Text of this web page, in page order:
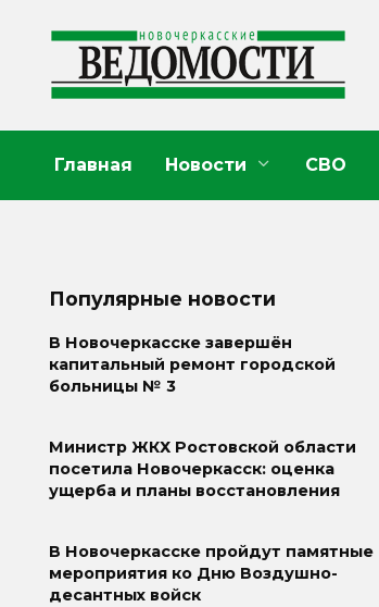
содержанию
Главная Новости СВО
Популярные новости
В Новочеркасске завершён
капитальный ремонт городской
больницы № 3
Министр ЖКХ Ростовской области
посетила Новочеркасск: оценка
ущерба и планы восстановления
В Новочеркасске пройдут памятные
мероприятия ко Дню Воздушно-
десантных войск